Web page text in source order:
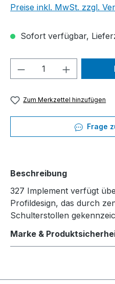
Preise inkl. MwSt. zzgl.
Sofort verfügbar,
Produkt Anzahl:
Zum Merkzettel hinzufügen
Frage
Beschreibung
327 Implement verfügt
Profildesign, das durch
Schulterstollen
Marke &